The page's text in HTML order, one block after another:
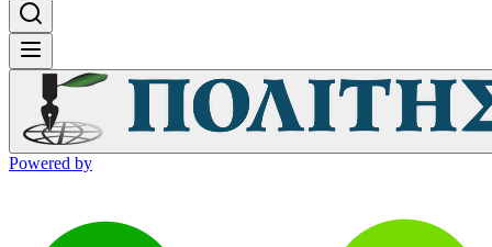
Powered by